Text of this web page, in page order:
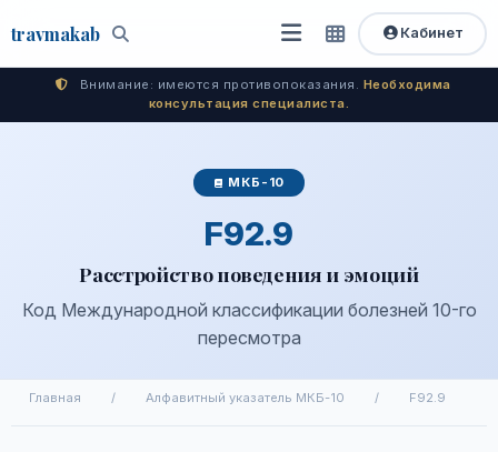
travmakab Поиск
Открыть
меню
Быстрый
доступ
Кабинет
Внимание: имеются противопоказания. Необходима
консультация специалиста.
МКБ-10
F92.9
Расстройство поведения и эмоций
Код Международной классификации болезней 10-го
пересмотра
Главная / Алфавитный указатель МКБ-10 / F92.9